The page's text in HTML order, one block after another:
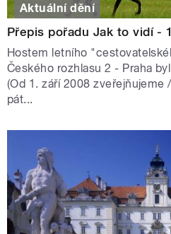
Aktuální dění
Přepis pořadu Jak to vidí -
Hostem letního
Českého rozhlasu 2 - Praha
(Od 1. září 2008 zveřejňujeme
pát...